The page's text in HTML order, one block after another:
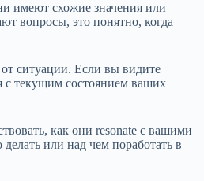
имеют схожие значения или
вопросы, это понятно, когда
ситуации. Если вы видите
с текущим состоянием ваших
как они resonate с вашими
или над чем поработать в